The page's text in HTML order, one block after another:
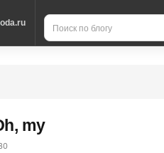
oda.ru
my